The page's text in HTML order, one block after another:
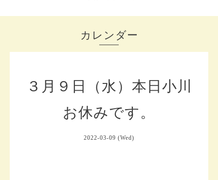
カレンダー
３月９日（水）本日小川
お休みです。
2022-03-09 (Wed)